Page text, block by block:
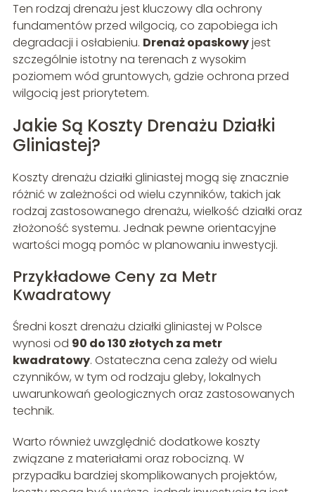
Ten rodzaj drenażu jest kluczowy dla ochrony
fundamentów przed wilgocią, co zapobiega ich
degradacji i osłabieniu. Drenaż opaskowyjest
szczególnie istotny na terenach z wysokim
poziomem wód gruntowych, gdzie ochrona przed
wilgocią jest priorytetem.
Jakie Są Koszty Drenażu Działki
Gliniastej?
Koszty drenażu działki gliniastej mogą się znacznie
różnić w zależności od wielu czynników, takich jak
rodzaj zastosowanego drenażu, wielkość działki oraz
złożoność systemu. Jednak pewne orientacyjne
wartości mogą pomóc w planowaniu inwestycji.
Przykładowe Ceny za Metr
Kwadratowy
Średni koszt drenażu działki gliniastej w Polsce
wynosi od 90 do 130 złotych za metr
kwadratowy. Ostateczna cena zależy od wielu
czynników, w tym od rodzaju gleby, lokalnych
uwarunkowań geologicznych oraz zastosowanych
technik.
Warto również uwzględnić dodatkowe koszty
związane z materiałami oraz robocizną. W
przypadku bardziej skomplikowanych projektów,